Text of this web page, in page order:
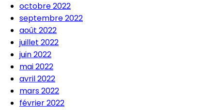
octobre 2022
septembre 2022
août 2022
juillet 2022
juin 2022
mai 2022
avril 2022
mars 2022
février 2022